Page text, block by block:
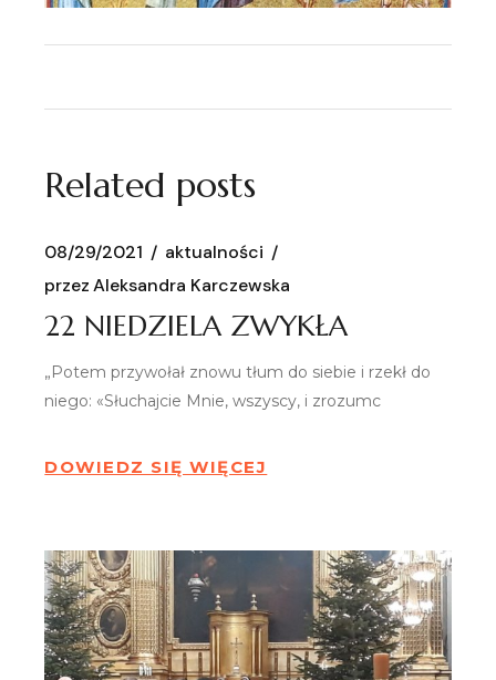
Related posts
08/29/2021
aktualności
przez Aleksandra Karczewska
22 NIEDZIELA ZWYKŁA
„Potem przywołał znowu tłum do siebie i rzekł do
niego: «Słuchajcie Mnie, wszyscy, i zrozumc
DOWIEDZ SIĘ WIĘCEJ